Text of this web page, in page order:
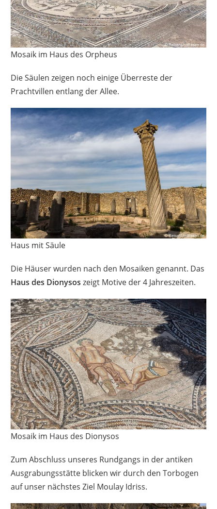
Mosaik im Haus des Orpheus
Die Säulen zeigen noch einige Überreste der
Prachtvillen entlang der Allee.
Haus mit Säule
Die Häuser wurden nach den Mosaiken genannt. Das
Haus des Dionysos zeigt Motive der 4 Jahreszeiten.
Mosaik im Haus des Dionysos
Zum Abschluss unseres Rundgangs in der antiken
Ausgrabungsstätte blicken wir durch den Torbogen
auf unser nächstes Ziel Moulay Idriss.